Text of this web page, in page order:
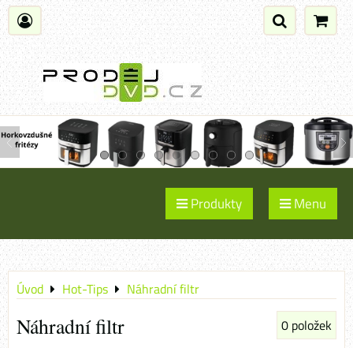
Produkty Menu
Úvod Hot-Tips Náhradní filtr
Náhradní filtr 0 položek